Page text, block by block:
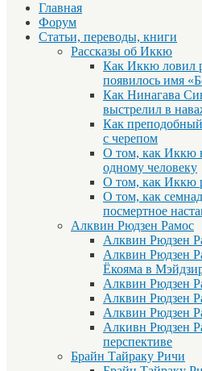
Главная
Форум
Статьи, переводы, книги
Рассказы об Иккю
Как Иккю ловил
появилось имя
Как Нинагава
выстрелил в
Как
с черепом
О том, как Иккю
одному человеку
О том, как Иккю
О том, как
посмертное
Алквин Рюдзен Рамос
Алквин Рюдзен
Алквин Рюдзен
Ёкояма в
Алквин Рюдзен
Алквин Рюдзен
Алквин Рюдзен
Алкивн Рюдзен
перспективе
Брайн Тайраку Ричи